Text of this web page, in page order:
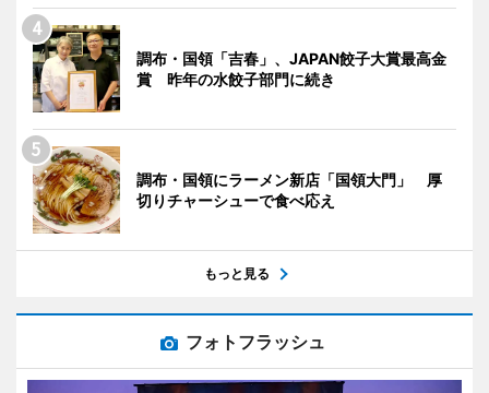
調布・国領「吉春」、JAPAN餃子大賞最高金
賞 昨年の水餃子部門に続き
調布・国領にラーメン新店「国領大門」 厚
切りチャーシューで食べ応え
もっと見る
フォトフラッシュ